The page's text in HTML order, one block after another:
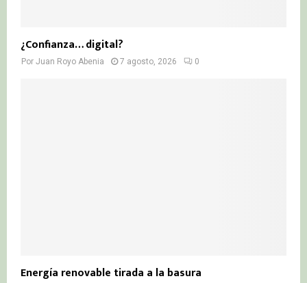
¿Confianza… digital?
Por Juan Royo Abenia 7 agosto, 2026 0
Energía renovable tirada a la basura